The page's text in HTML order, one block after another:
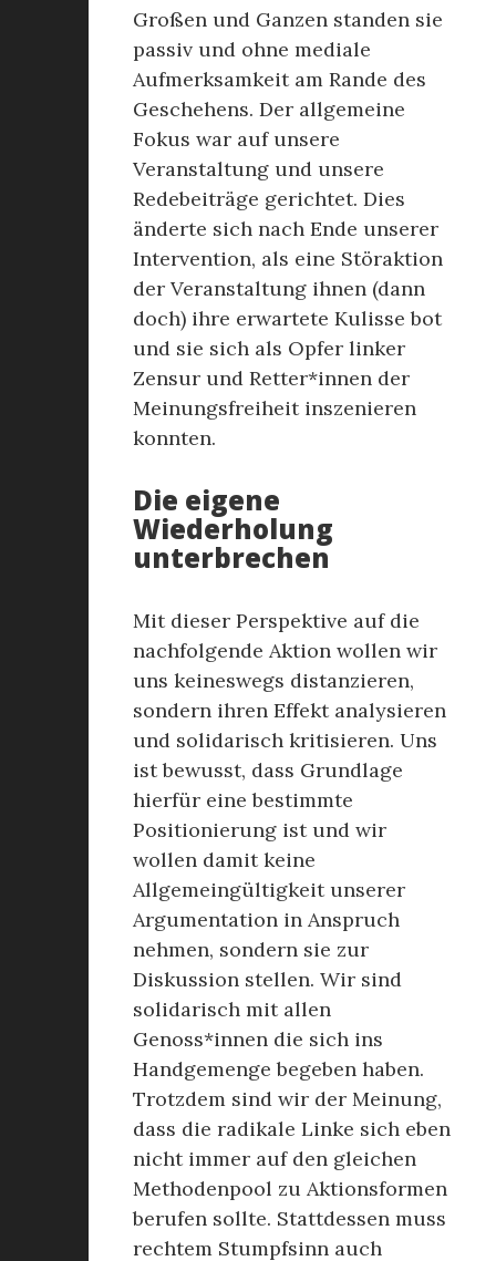
Großen und Ganzen standen sie
passiv und ohne mediale
Aufmerksamkeit am Rande des
Geschehens. Der allgemeine
Fokus war auf unsere
Veranstaltung und unsere
Redebeiträge gerichtet. Dies
änderte sich nach Ende unserer
Intervention, als eine Störaktion
der Veranstaltung ihnen (dann
doch) ihre erwartete Kulisse bot
und sie sich als Opfer linker
Zensur und Retter*innen der
Meinungsfreiheit inszenieren
konnten.
Die eigene
Wiederholung
unterbrechen
Mit dieser Perspektive auf die
nachfolgende Aktion wollen wir
uns keineswegs distanzieren,
sondern ihren Effekt analysieren
und solidarisch kritisieren. Uns
ist bewusst, dass Grundlage
hierfür eine bestimmte
Positionierung ist und wir
wollen damit keine
Allgemeingültigkeit unserer
Argumentation in Anspruch
nehmen, sondern sie zur
Diskussion stellen. Wir sind
solidarisch mit allen
Genoss*innen die sich ins
Handgemenge begeben haben.
Trotzdem sind wir der Meinung,
dass die radikale Linke sich eben
nicht immer auf den gleichen
Methodenpool zu Aktionsformen
berufen sollte. Stattdessen muss
rechtem Stumpfsinn auch